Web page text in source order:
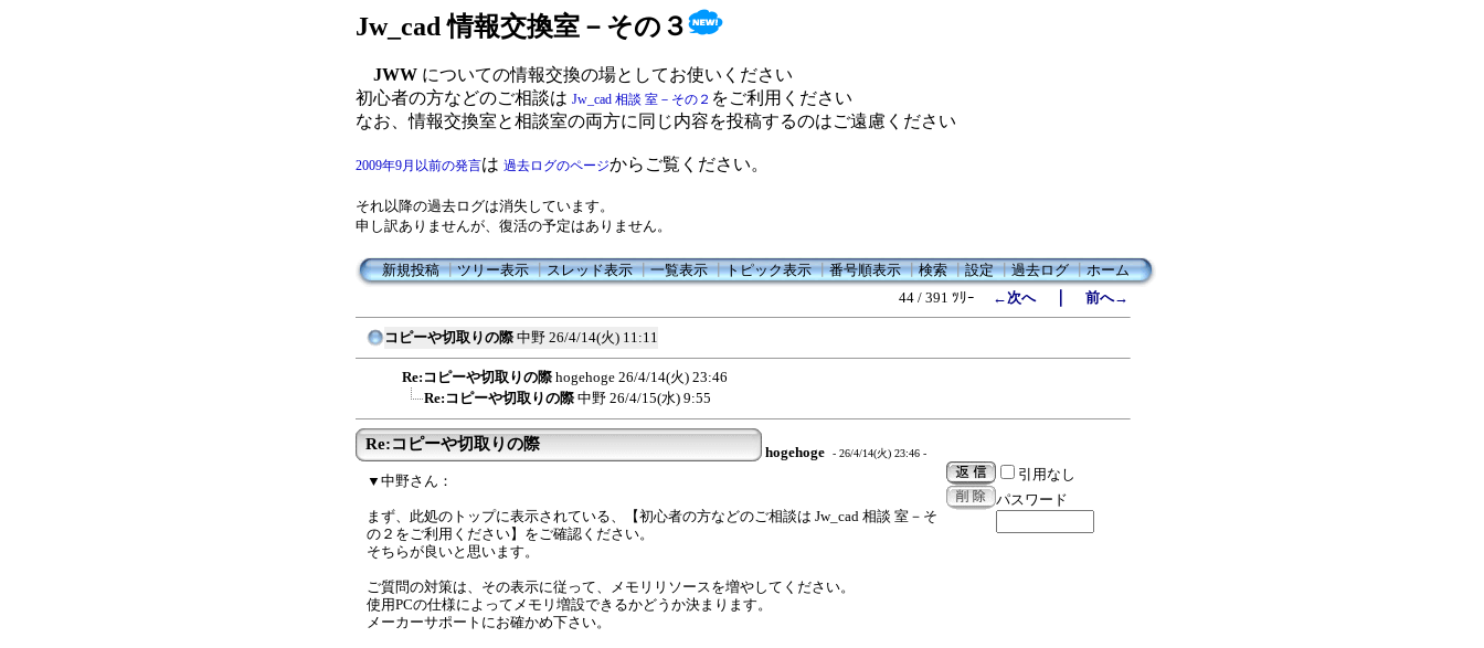
Jw_cad 情報交換室－その３
JWW についての情報交換の場としてお使いください
初心者の方などのご相談は Jw_cad 相談 室－その２ をご利用ください
なお、情報交換室と相談室の両方に同じ内容を投稿するのはご遠慮ください
2009年9月以前の発言は 過去ログのページからご覧ください。
それ以降の過去ログは消失しています。
申し訳ありませんが、復活の予定はありません。
新規投稿┃ツリー表示┃スレッド表示┃一覧表示┃トピック表示┃番号順表示┃検索┃設定┃過去ログ┃ホーム
44 / 391 ﾂﾘｰ
←次へ｜ 前へ→
コピーや切取りの際 中野 26/4/14(火) 11:11
Re:コピーや切取りの際 hogehoge 26/4/14(火) 23:46
Re:コピーや切取りの際 中野 26/4/15(水) 9:55
Re:コピーや切取りの際 hogehoge - 26/4/14(火) 23:46 -
▼中野さん：
まず、此処のトップに表示されている、【初心者の方などのご相談は Jw_cad 相談 室－そ
の２をご利用ください】をご確認ください。
そちらが良いと思います。
ご質問の対策は、その表示に従って、メモリリソースを増やしてください。
使用PCの仕様によってメモリ増設できるかどうか決まります。
メーカーサポートにお確かめ下さい。
引用なし
パスワード